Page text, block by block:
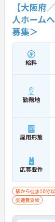
【大阪府
人ホーム
募集＞
給料
勤務地
雇用形態
応募要件
駅から徒歩10分
交通費支給